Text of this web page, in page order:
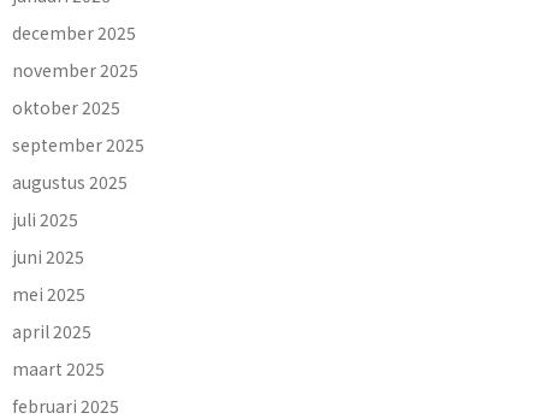
december 2025
november 2025
oktober 2025
september 2025
augustus 2025
juli 2025
juni 2025
mei 2025
april 2025
maart 2025
februari 2025